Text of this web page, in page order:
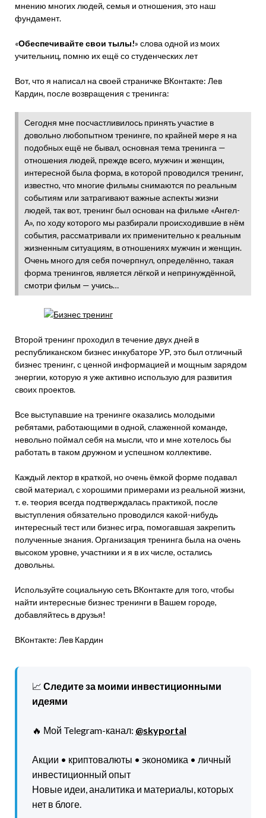
мнению многих людей, семья и отношения, это наш
фундамент.
«Обеспечивайте свои тылы!» слова одной из моих
учительниц, помню их ещё со студенческих лет
Вот, что я написал на своей страничке ВКонтакте: Лев
Кардин, после возвращения с тренинга:
Сегодня мне посчастливилось принять участие в
довольно любопытном тренинге, по крайней мере я на
подобных ещё не бывал, основная тема тренинга —
отношения людей, прежде всего, мужчин и женщин,
интересной была форма, в которой проводился тренинг,
известно, что многие фильмы снимаются по реальным
событиям или затрагивают важные аспекты жизни
людей, так вот, тренинг был основан на фильме «Ангел-
А», по ходу которого мы разбирали происходившие в нём
события, рассматривали их применительно к реальным
жизненным ситуациям, в отношениях мужчин и женщин.
Очень много для себя почерпнул, определённо, такая
форма тренингов, является лёгкой и непринуждённой,
смотри фильм — учись…
Второй тренинг проходил в течение двух дней в
республиканском бизнес инкубаторе УР, это был отличный
бизнес тренинг, с ценной информацией и мощным зарядом
энергии, которую я уже активно использую для развития
своих проектов.
Все выступавшие на тренинге оказались молодыми
ребятами, работающими в одной, слаженной команде,
невольно поймал себя на мысли, что и мне хотелось бы
работать в таком дружном и успешном коллективе.
Каждый лектор в краткой, но очень ёмкой форме подавал
свой материал, с хорошими примерами из реальной жизни,
т. е. теория всегда подтверждалась практикой, после
выступления обязательно проводился какой-нибудь
интересный тест или бизнес игра, помогавшая закрепить
полученные знания. Организация тренинга была на очень
высоком уровне, участники и я в их числе, остались
довольны.
Используйте социальную сеть ВКонтакте для того, чтобы
найти интересные бизнес тренинги в Вашем городе,
добавляйтесь в друзья!
ВКонтакте: Лев Кардин
📈 Следите за моими инвестиционными
идеями
🔥 Мой Telegram-канал: @skyportal
Акции • криптовалюты • экономика • личный
инвестиционный опыт
Новые идеи, аналитика и материалы, которых
нет в блоге.